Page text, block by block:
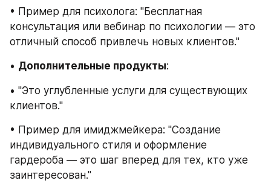
• Пример для психолога: "Бесплатная
консультация или вебинар по психологии — это
отличный способ привлечь новых клиентов."
• Дополнительные продукты:
• "Это углубленные услуги для существующих
клиентов."
• Пример для имиджмейкера: "Создание
индивидуального стиля и оформление
гардероба — это шаг вперед для тех, кто уже
заинтересован."